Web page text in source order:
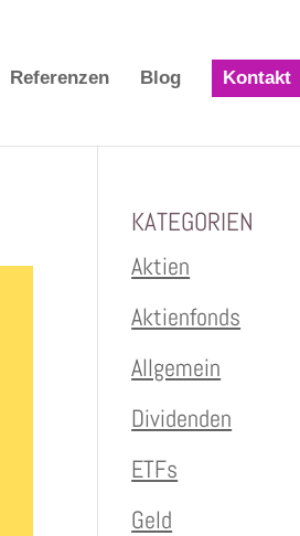
Referenzen Blog Kontakt
KATEGORIEN
Aktien
Aktienfonds
Allgemein
Dividenden
ETFs
Geld